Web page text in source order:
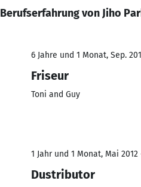
Berufserfahrung von Jiho
6 Jahre und 1 Monat, Sep.
Friseur
Toni and Guy
1 Jahr und 1 Monat, Mai
Dustributor